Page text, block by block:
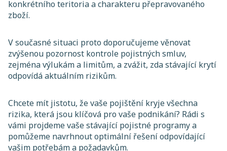
konkrétního teritoria a charakteru přepravovaného
zboží.
V současné situaci proto doporučujeme věnovat
zvýšenou pozornost kontrole pojistných smluv,
zejména výlukám a limitům, a zvážit, zda stávající krytí
odpovídá aktuálním rizikům.
Chcete mít jistotu, že vaše pojištění kryje všechna
rizika, která jsou klíčová pro vaše podnikání? Rádi s
vámi projdeme vaše stávající pojistné programy a
pomůžeme navrhnout optimální řešení odpovídající
vašim potřebám a požadavkům.